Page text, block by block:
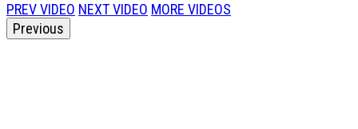
PREV VIDEO NEXT VIDEO MORE VIDEOS
Previous